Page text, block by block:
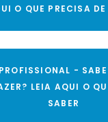
O QUE PRECISA DE
- SABE
LEIA AQUI O
SABER